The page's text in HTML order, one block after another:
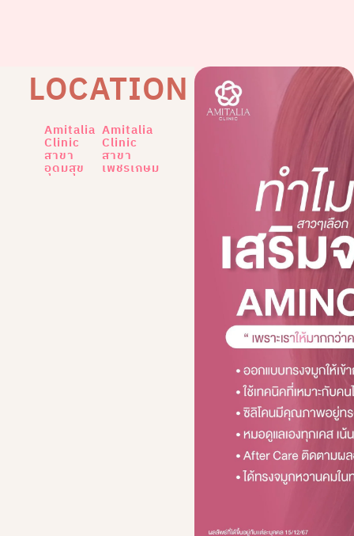
LOCATION
Amitalia
Clinic
สาขา
อุดมสุข
Amitalia
Clinic
สาขา
เพชรเกษม